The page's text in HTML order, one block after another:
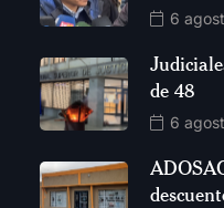
6
de 48
6